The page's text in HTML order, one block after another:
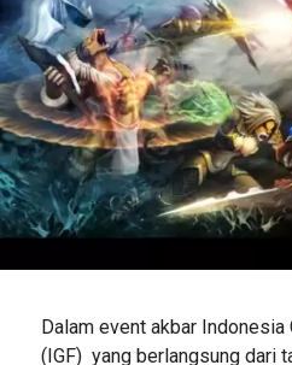
Dalam event akbar
(IGF) yang berlangsung dari